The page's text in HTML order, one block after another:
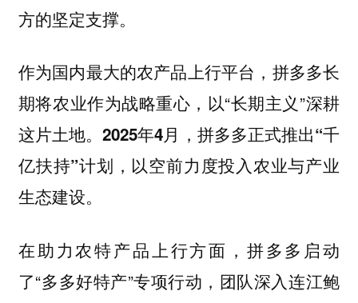
方的坚定支撑。
作为国内最大的农产品上行平台，拼多多长
期将农业作为战略重心，以“长期主义”深耕
这片土地。2025年4月，拼多多正式推出“千
亿扶持”计划，以空前力度投入农业与产业
生态建设。
在助力农特产品上行方面，拼多多启动
了“多多好特产”专项行动，团队深入连江鲍